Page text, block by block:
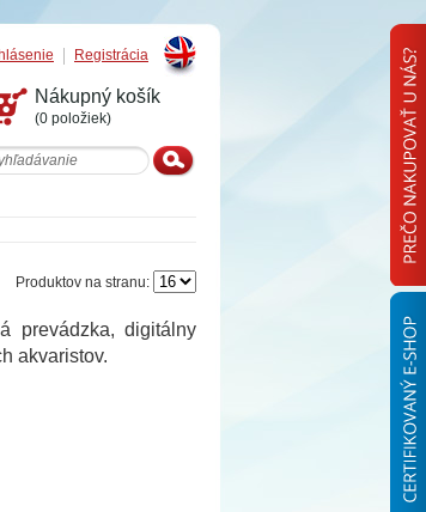
Registrácia
Nákupný košík
(0 položiek)
Produktov na stranu:
prevádzka, digitálny
akvaristov.